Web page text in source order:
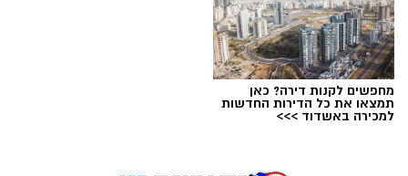
מחפשים לקנות דירה? כאן
תמצאו את כל הדירות החדשות
למכירה באשדוד >>>